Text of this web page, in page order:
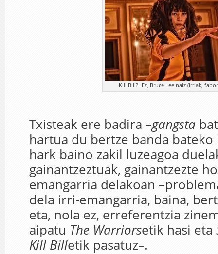
-Kill Bill? -Ez, Bruce Lee naiz (irriak,
Txisteak ere badira –gangsta
hartua du bertze banda
hark baino zakil luzeagoa
gainantzeztuak, gainantzezte
emangarria delakoan
dela irri-emangarria, baina,
eta, nola ez, erreferentzia
aipatu The Warriorsetik hasi eta
Kill Billetik pasatuz–.